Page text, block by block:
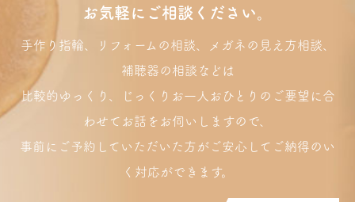
お気軽にご相談ください。
手作り指輪、リフォームの相談、メガネの見え方相談、
補聴器の相談などは
比較的ゆっくり、じっくりお一人おひとりのご要望に合
わせてお話をお伺いしますので、
事前にご予約していただいた方がご安心してご納得のい
く対応ができます。